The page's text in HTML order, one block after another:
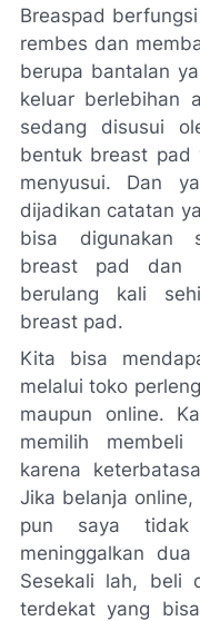
Breaspad
rembes dan
berupa bantalan
keluar berlebihan
sedang disusui
bentuk breast pad
menyusui. Dan
dijadikan catatan
bisa digunakan
breast pad
dan
berulang kali
breast pad.
Kita bisa
melalui toko
maupun online.
memilih
karena
Jika belanja online,
pun saya
meninggalkan
Sesekali lah, beli
terdekat yang